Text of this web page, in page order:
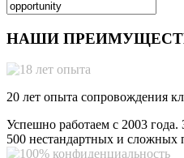
НАШИ
20 лет опыта сопровождения
Успешно работаем с 2003 года.
500 нестандартных и сложных